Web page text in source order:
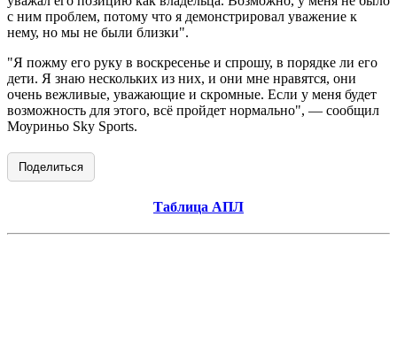
с ним проблем, потому что я демонстрировал уважение к
нему, но мы не были близки".
"Я пожму его руку в воскресенье и спрошу, в порядке ли его
дети. Я знаю нескольких из них, и они мне нравятся, они
очень вежливые, уважающие и скромные. Если у меня будет
возможность для этого, всё пройдет нормально", — сообщил
Моуриньо Sky Sports.
Поделиться
Таблица АПЛ